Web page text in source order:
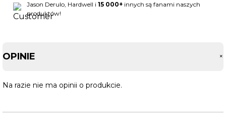
Jason Derulo, Hardwell i 15 000+ innych są fanami naszych
produktów!
OPINIE +
Na razie nie ma opinii o produkcie.